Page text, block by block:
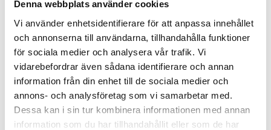
Denna webbplats använder cookies
Vi använder enhetsidentifierare för att anpassa innehållet
och annonserna till användarna, tillhandahålla funktioner
för sociala medier och analysera vår trafik. Vi
vidarebefordrar även sådana identifierare och annan
information från din enhet till de sociala medier och
annons- och analysföretag som vi samarbetar med.
Dessa kan i sin tur kombinera informationen med annan
information som du har tillhandahållit eller som de har
Mecmesin VectorPro Lite mjukvara
VectorPro™ Lite för mätvärdesinsamling från Mecmesin instrument